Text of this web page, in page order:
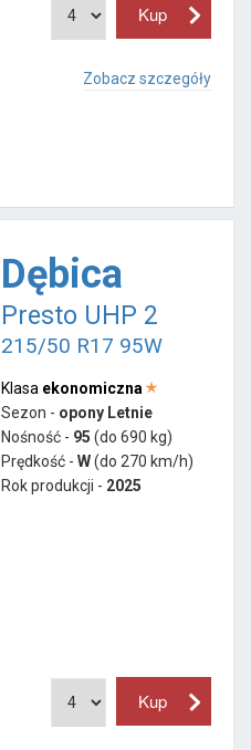
Zobacz szczegóły
Dębica
Presto UHP 2
215/50 R17 95W
Klasa ekonomiczna
Sezon - opony Letnie
Nośność - 95 (do 690 kg)
Prędkość - W(do 270 km/h)
Rok produkcji - 2025